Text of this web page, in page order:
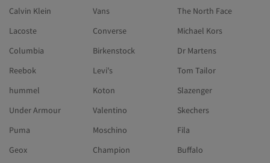
Calvin Klein
Vans
The North Face
Lacoste
Converse
Michael Kors
Columbia
Birkenstock
Dr Martens
Reebok
Levi's
Tom Tailor
hummel
Koton
Slazenger
Under Armour
Valentino
Skechers
Puma
Moschino
Fila
Geox
Champion
Buffalo